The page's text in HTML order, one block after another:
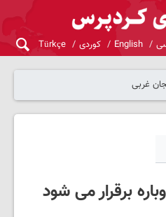
English کوردی Türkçe
غربی
برقرار می شود